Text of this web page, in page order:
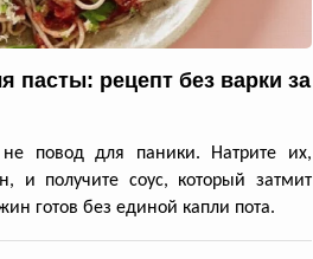
пасты: рецепт без варки за
повод для паники. Натрите их,
и получите соус, который затмит
готов без единой капли пота.